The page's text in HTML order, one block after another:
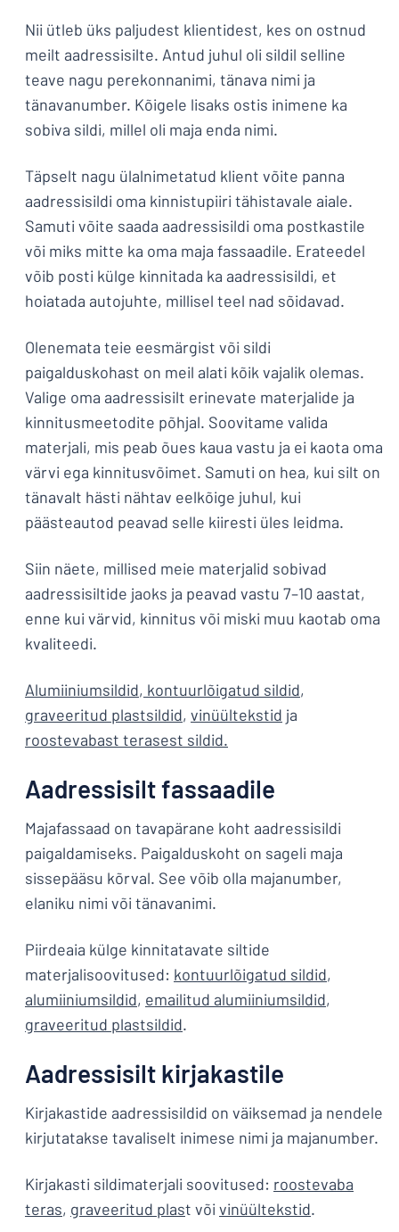
Nii ütleb üks paljudest klientidest, kes on ostnud
meilt aadressisilte. Antud juhul oli sildil selline
teave nagu perekonnanimi, tänava nimi ja
tänavanumber. Kõigele lisaks ostis inimene ka
sobiva sildi, millel oli maja enda nimi.
Täpselt nagu ülalnimetatud klient võite panna
aadressisildi oma kinnistupiiri tähistavale aiale.
Samuti võite saada aadressisildi oma postkastile
või miks mitte ka oma maja fassaadile. Erateedel
võib posti külge kinnitada ka aadressisildi, et
hoiatada autojuhte, millisel teel nad sõidavad.
Olenemata teie eesmärgist või sildi
paigalduskohast on meil alati kõik vajalik olemas.
Valige oma aadressisilt erinevate materjalide ja
kinnitusmeetodite põhjal. Soovitame valida
materjali, mis peab õues kaua vastu ja ei kaota oma
värvi ega kinnitusvõimet. Samuti on hea, kui silt on
tänavalt hästi nähtav eelkõige juhul, kui
päästeautod peavad selle kiiresti üles leidma.
Siin näete, millised meie materjalid sobivad
aadressisiltide jaoks ja peavad vastu 7–10 aastat,
enne kui värvid, kinnitus või miski muu kaotab oma
kvaliteedi.
Alumiiniumsildid, kontuurlõigatud sildid,
graveeritud plastsildid, vinüültekstid ja
roostevabast terasest sildid.
Aadressisilt fassaadile
Majafassaad on tavapärane koht aadressisildi
paigaldamiseks. Paigalduskoht on sageli maja
sissepääsu kõrval. See võib olla majanumber,
elaniku nimi või tänavanimi.
Piirdeaia külge kinnitatavate siltide
materjalisoovitused: kontuurlõigatud sildid,
alumiiniumsildid, emailitud alumiiniumsildid,
graveeritud plastsildid.
Aadressisilt kirjakastile
Kirjakastide aadressisildid on väiksemad ja nendele
kirjutatakse tavaliselt inimese nimi ja majanumber.
Kirjakasti sildimaterjali soovitused: roostevaba
teras, graveeritud plast võivinüültekstid.